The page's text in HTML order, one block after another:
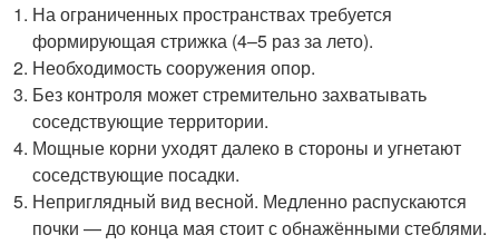
На ограниченных пространствах требуется
формирующая стрижка (4–5 раз за лето).
Необходимость сооружения опор.
Без контроля может стремительно захватывать
соседствующие территории.
Мощные корни уходят далеко в стороны и угнетают
соседствующие посадки.
Неприглядный вид весной. Медленно распускаются
почки — до конца мая стоит с обнажёнными стеблями.